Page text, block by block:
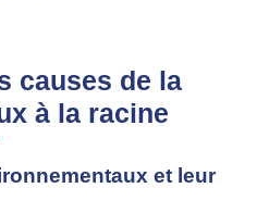
causes de la
à la racine
et leur